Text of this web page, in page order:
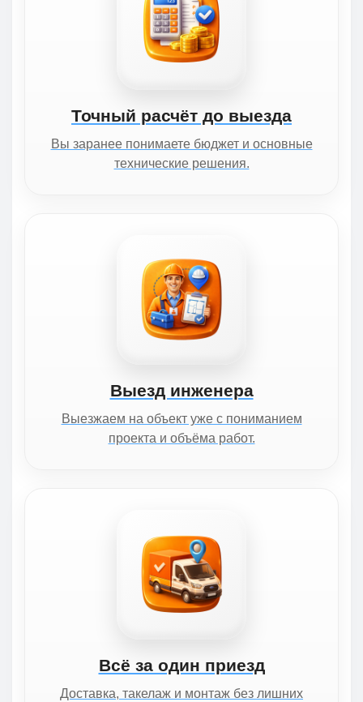
Точный расчёт до выезда
Вы заранее понимаете бюджет и основные
технические решения.
Выезд инженера
Выезжаем на объект уже с пониманием
проекта и объёма работ.
Всё за один приезд
Доставка, такелаж и монтаж без лишних